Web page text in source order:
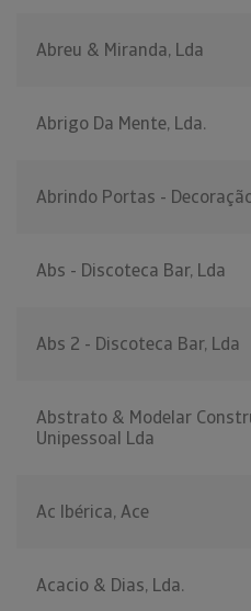
Abreu & Miranda, Lda
Abrigo Da Mente, Lda.
Abrindo Portas -
Abs - Discoteca Bar, Lda
Abs 2 - Discoteca Bar, Lda
Abstrato & Modelar
Unipessoal Lda
Ac Ibérica, Ace
Acacio & Dias, Lda.